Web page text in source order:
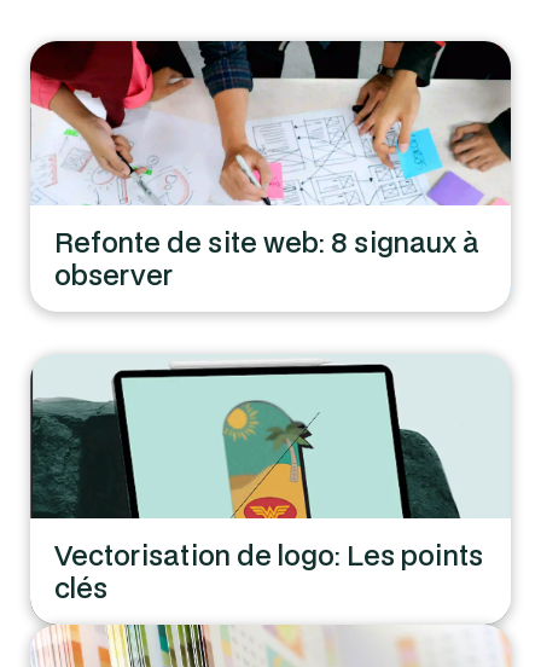
Refonte de site web: 8 signaux à
observer
Vectorisation de logo: Les points
clés